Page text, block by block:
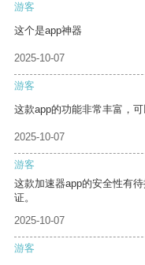
游客
这个是app神器
2025-10-07
游客
这款app的功能非常丰富，
2025-10-07
游客
这款加速器app的安全性有
证。
2025-10-07
游客